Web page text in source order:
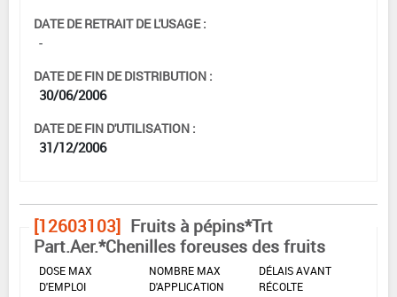
DATE DE RETRAIT DE L'USAGE :
-
DATE DE FIN DE DISTRIBUTION :
30/06/2006
DATE DE FIN D'UTILISATION :
31/12/2006
[12603103] Fruits à pépins*Trt
Part.Aer.*Chenilles foreuses des fruits
DOSE MAX
D'EMPLOI
NOMBRE MAX
D'APPLICATION
DÉLAIS AVANT
RÉCOLTE